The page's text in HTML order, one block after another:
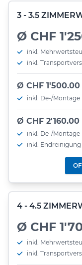
3 - 3.5
Ø CHF
inkl.
inkl.
Ø CHF 1'500.00
inkl. De-/Montage
Ø CHF 2'160.00
inkl. De-/Montage
inkl. Endreinigung
4 - 4.5
Ø CHF
inkl.
inkl.